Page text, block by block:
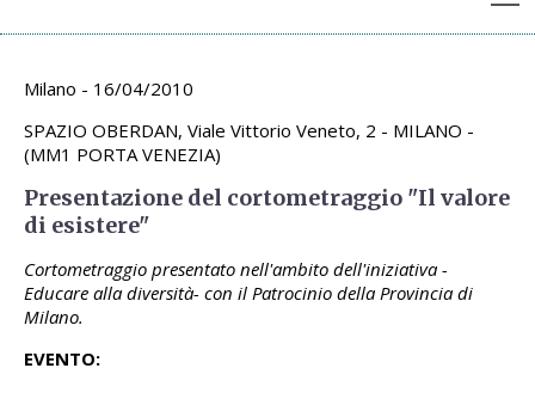
Archivio appuntamenti
Milano - 16/04/2010
SPAZIO OBERDAN, Viale Vittorio Veneto, 2 - MILANO -
(MM1 PORTA VENEZIA)
Presentazione del cortometraggio "Il valore
di esistere"
Cortometraggio presentato nell'ambito dell'iniziativa -
Educare alla diversità- con il Patrocinio della Provincia di
Milano.
EVENTO: